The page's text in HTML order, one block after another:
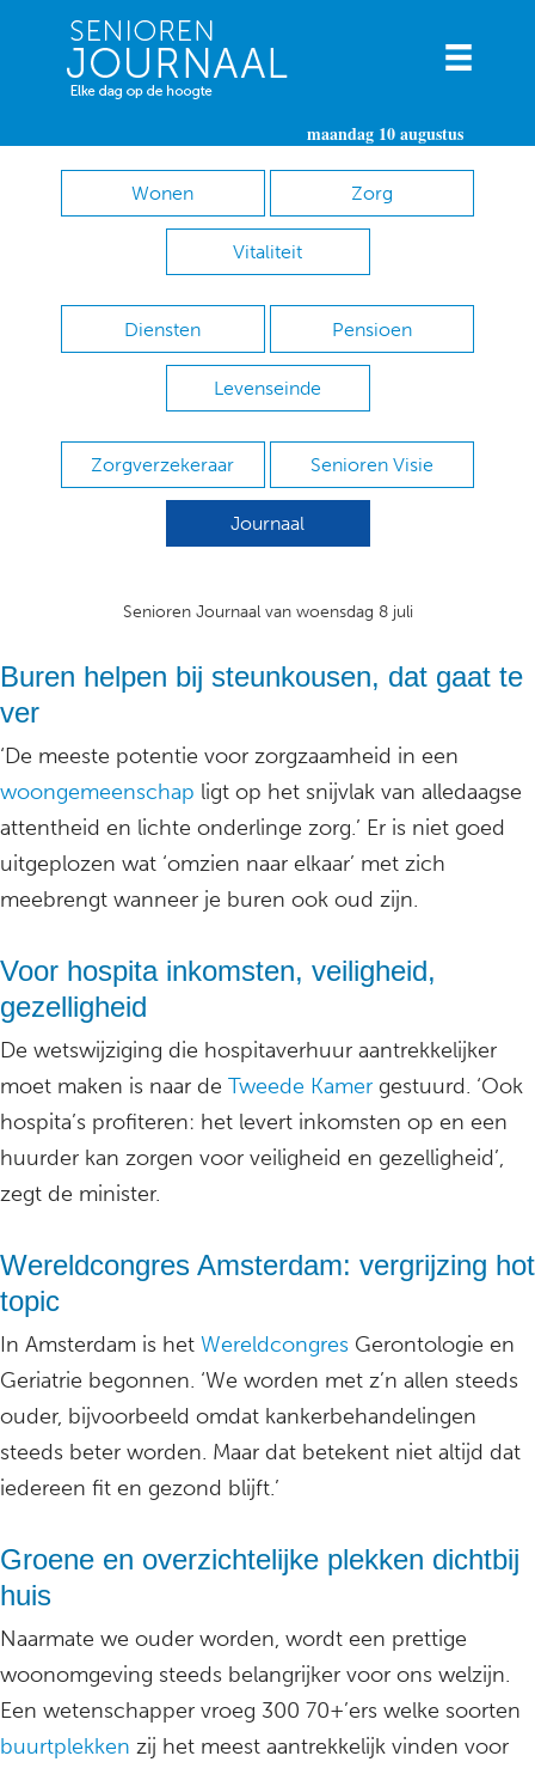
maandag 10 augustus
Wonen Zorg
Vitaliteit
Diensten Pensioen
Levenseinde
Zorgverzekeraar Senioren Visie
Journaal
Senioren Journaal van woensdag 8 juli
Buren helpen bij steunkousen, dat gaat te
ver
‘De meeste potentie voor zorgzaamheid in een
woongemeenschap ligt op het snijvlak van alledaagse
attentheid en lichte onderlinge zorg.’ Er is niet goed
uitgeplozen wat ‘omzien naar elkaar’ met zich
meebrengt wanneer je buren ook oud zijn.
Voor hospita inkomsten, veiligheid,
gezelligheid
De wetswijziging die hospitaverhuur aantrekkelijker
moet maken is naar de Tweede Kamer gestuurd. ‘Ook
hospita’s profiteren: het levert inkomsten op en een
huurder kan zorgen voor veiligheid en gezelligheid’,
zegt de minister.
Wereldcongres Amsterdam: vergrijzing hot
topic
In Amsterdam is het Wereldcongres Gerontologie en
Geriatrie begonnen. ‘We worden met z’n allen steeds
ouder, bijvoorbeeld omdat kankerbehandelingen
steeds beter worden. Maar dat betekent niet altijd dat
iedereen fit en gezond blijft.’
Groene en overzichtelijke plekken dichtbij
huis
Naarmate we ouder worden, wordt een prettige
woonomgeving steeds belangrijker voor ons welzijn.
Een wetenschapper vroeg 300 70+’ers welke soorten
buurtplekken zij het meest aantrekkelijk vinden voor